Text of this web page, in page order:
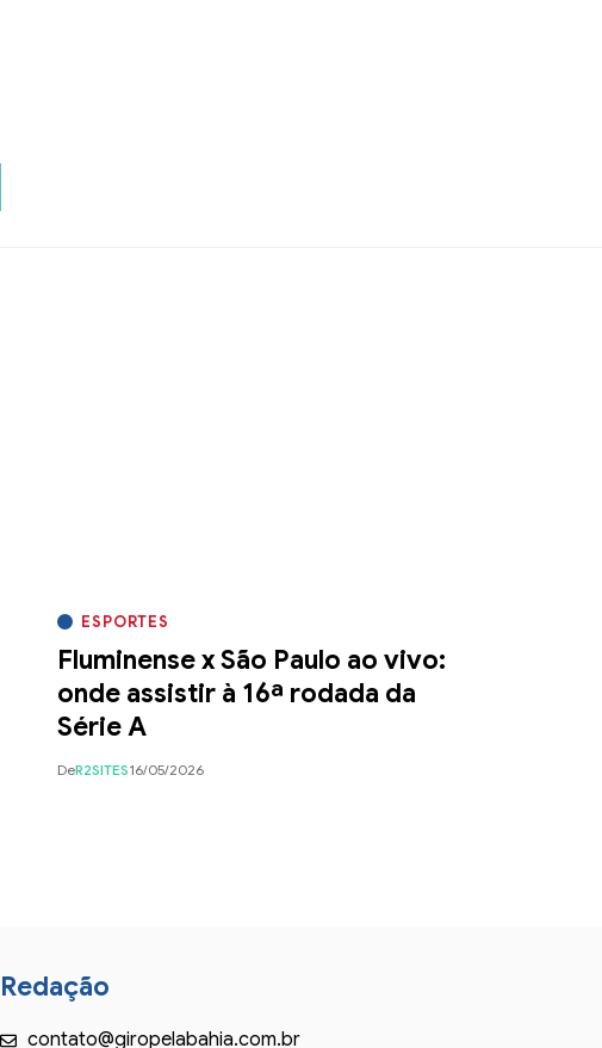
ESPORTES
Fluminense x São Paulo ao vivo:
onde assistir à 16ª rodada da
Série A
DeR2SITES16/05/2026
Redação
contato@giropelabahia.com.br